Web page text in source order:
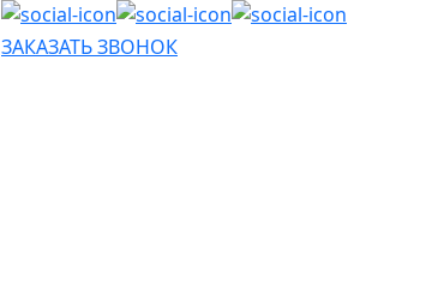
ЗАКАЗАТЬ ЗВОНОК